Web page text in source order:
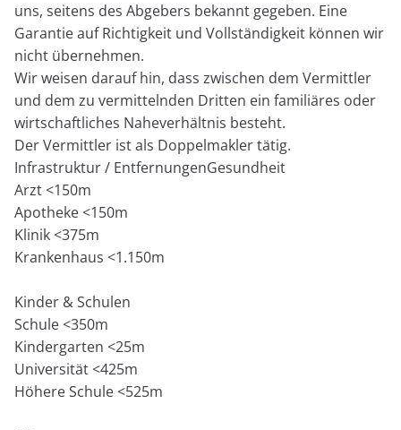
uns, seitens des Abgebers bekannt gegeben. Eine
Garantie auf Richtigkeit und Vollständigkeit können wir
nicht übernehmen.
Wir weisen darauf hin, dass zwischen dem Vermittler
und dem zu vermittelnden Dritten ein familiäres oder
wirtschaftliches Naheverhältnis besteht.
Der Vermittler ist als Doppelmakler tätig.
Infrastruktur / EntfernungenGesundheit
Arzt <150m
Apotheke <150m
Klinik <375m
Krankenhaus <1.150m
Kinder & Schulen
Schule <350m
Kindergarten <25m
Universität <425m
Höhere Schule <525m